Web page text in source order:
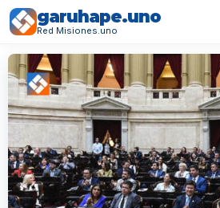
garuhape.uno
Red Misiones.uno